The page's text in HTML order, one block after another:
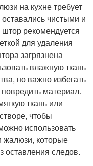
на кухне требует
чистыми и
рекомендуется
для удаления
загрязнена
влажную ткань
но важно избегать
материал.
ткань или
чтобы
использовать
жалюзи, которые
оставления следов.